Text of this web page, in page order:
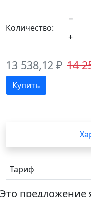
Количество:
13 538,12 ₽ 14
Тариф
Это предложение